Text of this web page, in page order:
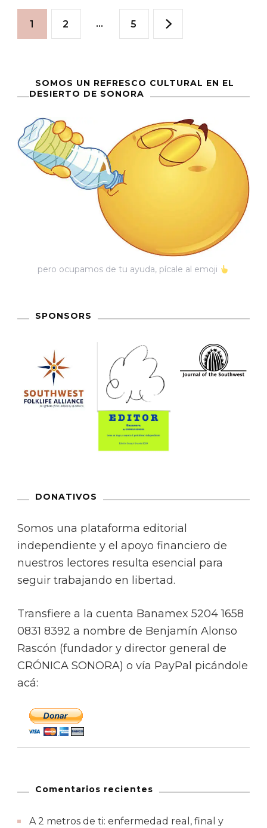
Paginación
entradas
Página
1 Página
2 … Página
5
SOMOS UN REFRESCO CULTURAL EN EL
DESIERTO DE SONORA
pero ocupamos de tu ayuda, pícale al emoji
SPONSORS
DONATIVOS
Somos una plataforma editorial
independiente y el apoyo financiero de
nuestros lectores resulta esencial para
seguir trabajando en libertad.
Transfiere a la cuenta Banamex 5204 1658
0831 8392 a nombre de Benjamín Alonso
Rascón (fundador y director general de
CRÓNICA SONORA) o vía PayPal picándole
acá:
Comentarios recientes
A 2 metros de ti: enfermedad real, final y